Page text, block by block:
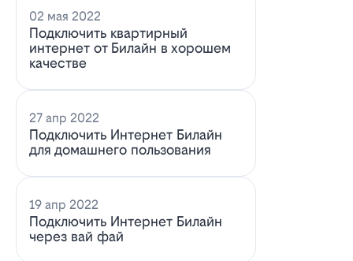
02 мая 2022
Подключить квартирный
интернет от Билайн в хорошем
качестве
27 апр 2022
Подключить Интернет Билайн
для домашнего пользования
19 апр 2022
Подключить Интернет Билайн
через вай фай